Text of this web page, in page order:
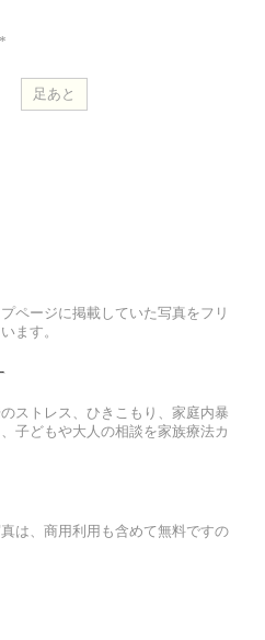
*
ページに掲載していた写真をフリ
ます。
ストレス、ひきこもり、家庭内暴
子どもや大人の相談を家族療法カ
は、商用利用も含めて無料ですの